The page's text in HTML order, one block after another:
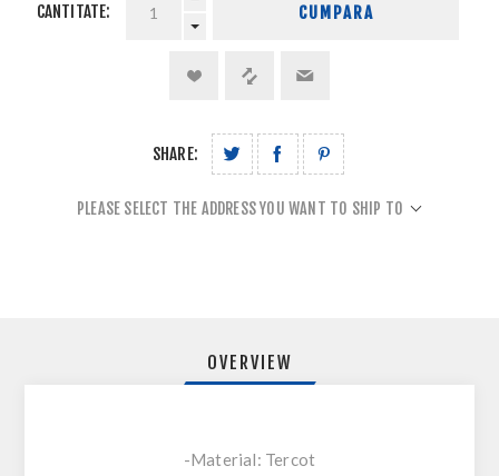
CANTITATE: CUMPARA
SHARE:
PLEASE SELECT THE ADDRESS YOU WANT TO SHIP TO
OVERVIEW
-Material: Tercot